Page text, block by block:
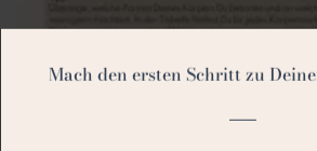
Mach den ersten Schritt zu